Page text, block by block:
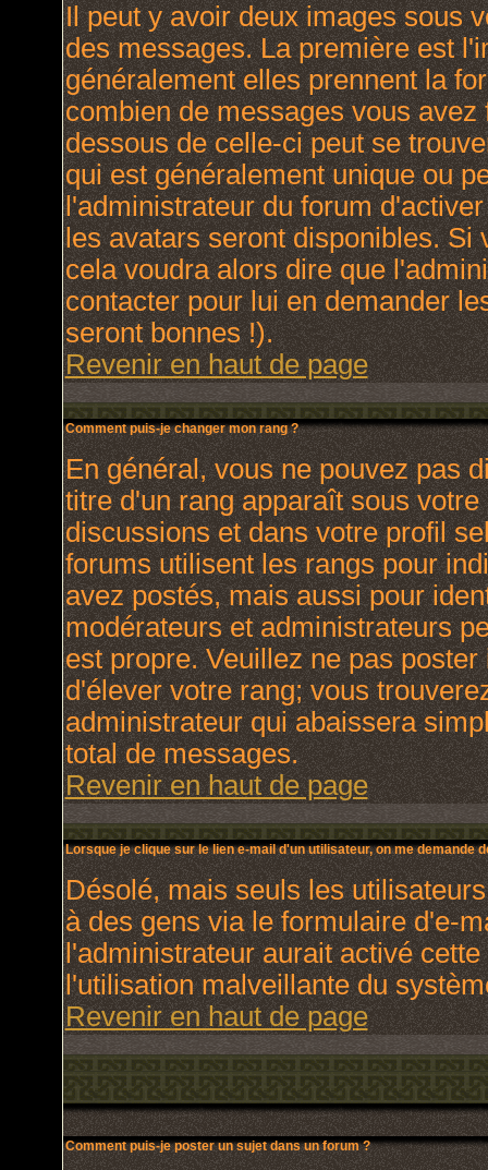
Il peut y avoir deux images sous
des messages. La première est
généralement elles prennent la
combien de messages vous
dessous de celle-ci peut se
qui est généralement unique ou
l'administrateur du forum
les avatars seront disponibles. Si
cela voudra alors dire que
contacter pour lui en demander
seront bonnes !).
Revenir en haut de page
Comment puis-je changer mon rang ?
En général, vous ne pouvez pas
titre d'un rang apparaît sous
discussions et dans votre profil
forums utilisent les rangs pour
avez postés, mais aussi pour
modérateurs et administrateurs
est propre. Veuillez ne pas
d'élever votre rang; vous
administrateur qui abaissera
total de messages.
Revenir en haut de page
Lorsque je clique sur le lien e-mail d'un utilisateur, on me demande
Désolé, mais seuls les
à des gens via le formulaire d'e-
l'administrateur aurait activé
l'utilisation malveillante du
Revenir en haut de page
Comment puis-je poster un sujet dans un forum ?